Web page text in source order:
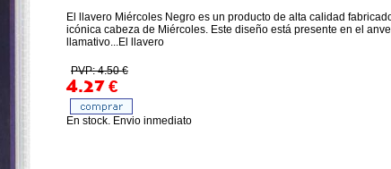
El llavero Miércoles Negro es un producto de alta calidad
icónica cabeza de Miércoles. Este diseño está presente en el
llamativo...El llavero
PVP: 4.50 €
4.27 €
En stock. Envio inmediato